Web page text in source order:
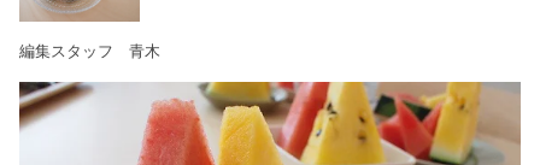
編集スタッフ 青木